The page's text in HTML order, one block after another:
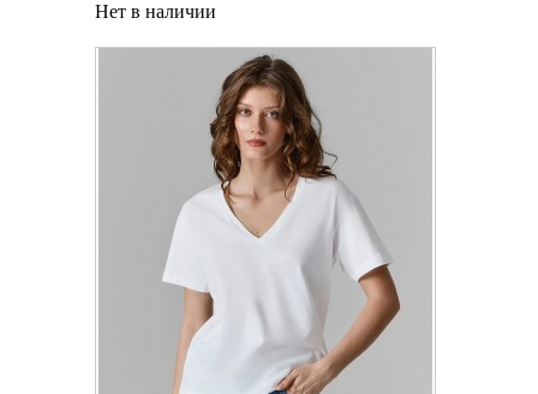
Нет в наличии